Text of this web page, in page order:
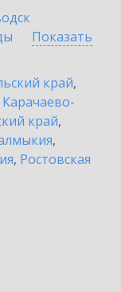
Показать
край,
Карачаево-
край,
,
, Ростовская